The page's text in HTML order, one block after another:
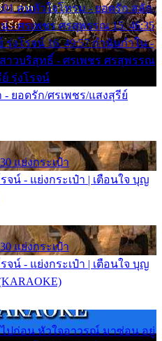
คนหัวใจโทรม - ยอดรัก สลัก
- ศรเพชร ศรสุพรรณ 15. 46:35
งโรจน์ 16. 49:57 กำนันกำใน -
สาวบริสุทธิ์ - ศรเพชร ศรสุพรรณ
ย์ รุ่งโรจน์
- ยอดรัก/ศรเพชร/แสงสุรีย์
แย่งกระเป๋า
จน์ - แย่งกระเป๋า | เตือนใจ บุญ
แย่งกระเป๋า
จน์ - แย่งกระเป๋า | เตือนใจ บุญ
ไปก่อน หัวใจอาวรณ์ มาซ่อน อยู่